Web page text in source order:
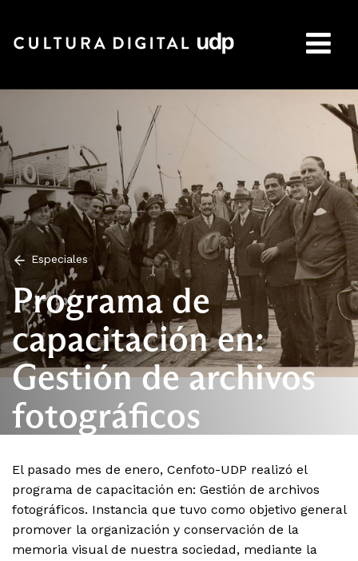
Especiales
Programa de
capacitación en:
Gestión de archivos
fotográficos
El pasado mes de enero, Cenfoto-UDP realizó el
programa de capacitación en: Gestión de archivos
fotográficos. Instancia que tuvo como objetivo general
promover la organización y conservación de la
memoria visual de nuestra sociedad, mediante la